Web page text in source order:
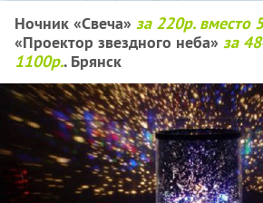
Ночник «Свеча» за 220р. вместо
«Проектор звездного неба» за
1100р.. Брянск